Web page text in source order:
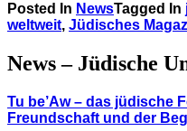
Posted In NewsTagged In
weltweit, Jüdisches
News – Jüdische
Tu be’Aw – das jüdische
Freundschaft und der